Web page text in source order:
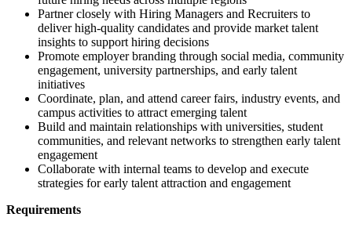
Partner closely with Hiring Managers and Recruiters to
deliver high-quality candidates and provide market talent
insights to support hiring decisions
Promote employer branding through social media, community
engagement, university partnerships, and early talent
initiatives
Coordinate, plan, and attend career fairs, industry events, and
campus activities to attract emerging talent
Build and maintain relationships with universities, student
communities, and relevant networks to strengthen early talent
engagement
Collaborate with internal teams to develop and execute
strategies for early talent attraction and engagement
Requirements